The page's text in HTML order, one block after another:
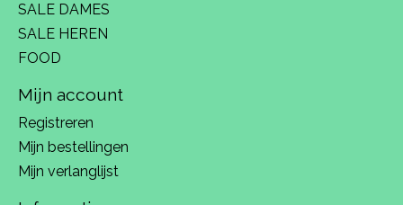
SALE DAMES
SALE HEREN
FOOD
Mijn account
Registreren
Mijn bestellingen
Mijn verlanglijst